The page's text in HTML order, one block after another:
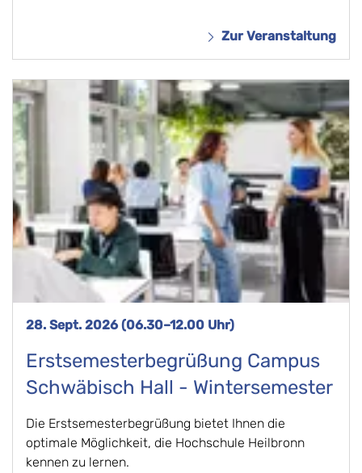
Zur Veranstaltung
28. Sept. 2026 (06.30–12.00 Uhr)
Erstsemesterbegrüßung Campus
Schwäbisch Hall - Wintersemester
Die Erstsemesterbegrüßung bietet Ihnen die
optimale Möglichkeit, die Hochschule Heilbronn
kennen zu lernen.